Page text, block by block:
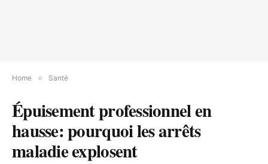
Home » Santé
Épuisement professionnel en
hausse: pourquoi les arrêts
maladie explosent